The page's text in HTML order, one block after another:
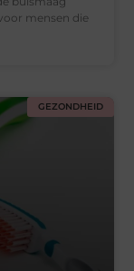
mensen die
GEZONDHEID